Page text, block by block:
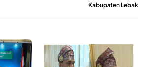
Kabupaten Lebak